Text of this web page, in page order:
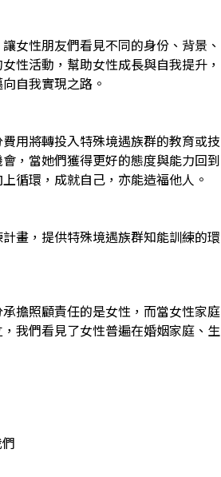
女性朋友們看見不同的身份、背景、
性活動，幫助女性成長與自我提升，
自我實現之路。
用將轉投入特殊境遇族群的教育或技
，當她們獲得更好的態度與能力回到
循環，成就自己，亦能造福他人。
畫，提供特殊境遇族群知能訓練的環
擔照顧責任的是女性，而當女性家庭
我們看見了女性普遍在婚姻家庭、生